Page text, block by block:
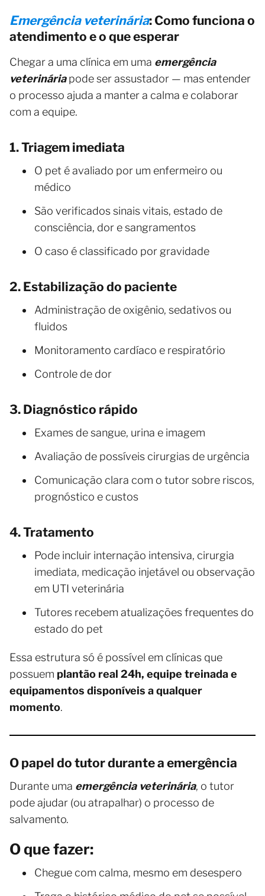
Emergência veterinária: Como funciona o
atendimento e o que esperar
Chegar a uma clínica em uma emergência
veterináriapode ser assustador — mas entender
o processo ajuda a manter a calma e colaborar
com a equipe.
1. Triagem imediata
O pet é avaliado por um enfermeiro ou
médico
São verificados sinais vitais, estado de
consciência, dor e sangramentos
O caso é classificado por gravidade
2. Estabilização do paciente
Administração de oxigênio, sedativos ou
fluidos
Monitoramento cardíaco e respiratório
Controle de dor
3. Diagnóstico rápido
Exames de sangue, urina e imagem
Avaliação de possíveis cirurgias de urgência
Comunicação clara com o tutor sobre riscos,
prognóstico e custos
4. Tratamento
Pode incluir internação intensiva, cirurgia
imediata, medicação injetável ou observação
em UTI veterinária
Tutores recebem atualizações frequentes do
estado do pet
Essa estrutura só é possível em clínicas que
possuem plantão real 24h, equipe treinada e
equipamentos disponíveis a qualquer
momento.
O papel do tutor durante a emergência
Durante uma emergência veterinária, o tutor
pode ajudar (ou atrapalhar) o processo de
salvamento.
O que fazer:
Chegue com calma, mesmo em desespero